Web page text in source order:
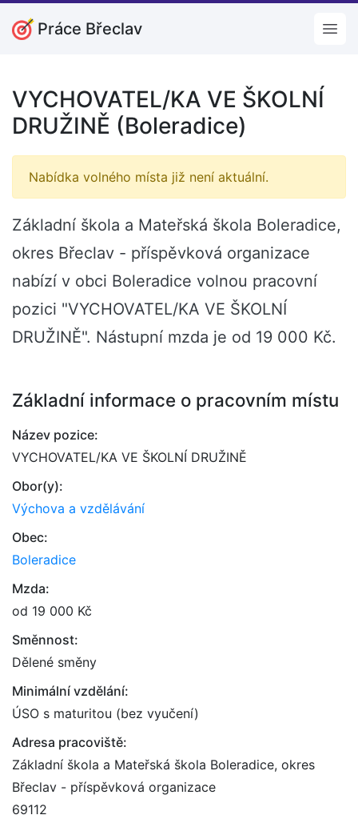
Práce Břeclav
VYCHOVATEL/KA VE ŠKOLNÍ
DRUŽINĚ (Boleradice)
Nabídka volného místa již není aktuální.
Základní škola a Mateřská škola Boleradice,
okres Břeclav - příspěvková organizace
nabízí v obci Boleradice volnou pracovní
pozici "VYCHOVATEL/KA VE ŠKOLNÍ
DRUŽINĚ". Nástupní mzda je od 19 000 Kč.
Základní informace o pracovním místu
Název pozice:
VYCHOVATEL/KA VE ŠKOLNÍ DRUŽINĚ
Obor(y):
Výchova a vzdělávání
Obec:
Boleradice
Mzda:
od 19 000 Kč
Směnnost:
Dělené směny
Minimální vzdělání:
ÚSO s maturitou (bez vyučení)
Adresa pracoviště:
Základní škola a Mateřská škola Boleradice, okres
Břeclav - příspěvková organizace
69112